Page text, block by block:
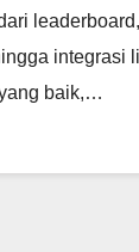
integrasi
baik,…